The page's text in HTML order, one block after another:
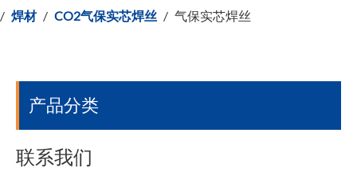
/ 焊材 / CO2气保实芯焊丝 / 气保实芯焊丝
产品分类
联系我们